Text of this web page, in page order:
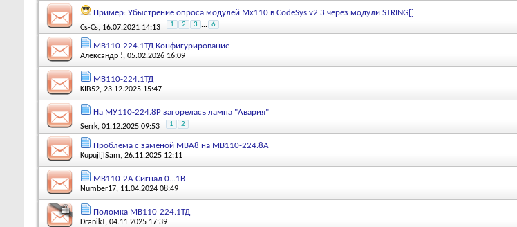
Пример: Убыстрение опроса модулей Мх110 в CodeSys v2.3 через модули STRING[]
Cs-Cs, 16.07.2021 14:13 1 2 3 ... 6
МВ110-224.1ТД Конфигурирование
Александр !, 05.02.2026 16:09
МВ110-224.1ТД
KIB52, 23.12.2025 15:47
На МУ110-224.8Р загорелась лампа "Авария"
Serrk, 01.12.2025 09:53 1 2
Проблема с заменой МВА8 на МВ110-224.8А
KupujljlSam, 26.11.2025 12:11
MВ110-2А Сигнал 0...1В
Number17, 11.04.2024 08:49
Поломка МВ110-224.1ТД
DranikT, 04.11.2025 17:39